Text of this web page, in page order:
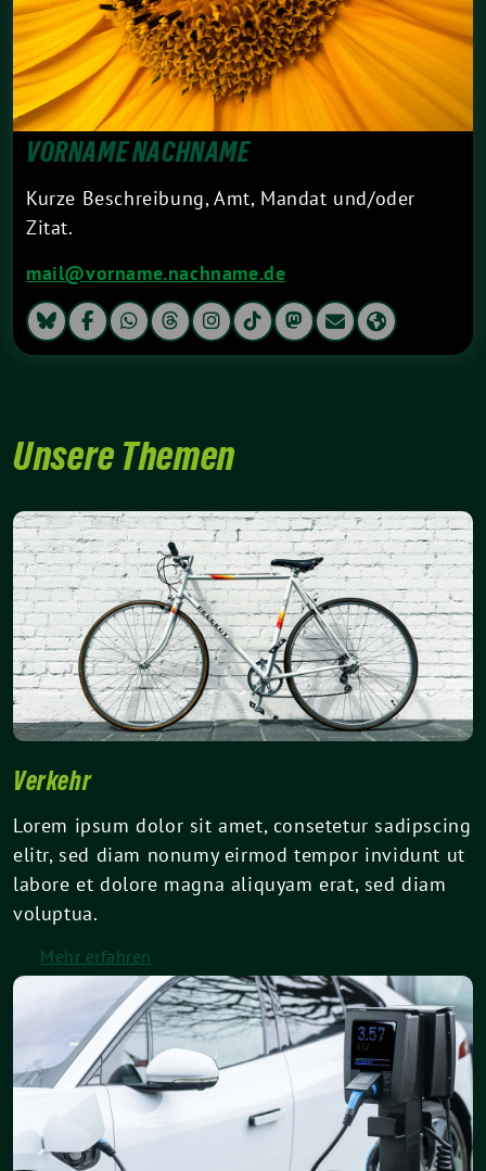
VORNAME NACHNAME
Kurze Beschreibung, Amt, Mandat und/oder
Zitat.
mail@vorname.nachname.de
Unsere Themen
Verkehr
Lorem ipsum dolor sit amet, consetetur sadipscing
elitr, sed diam nonumy eirmod tempor invidunt ut
labore et dolore magna aliquyam erat, sed diam
voluptua.
Mehr erfahren